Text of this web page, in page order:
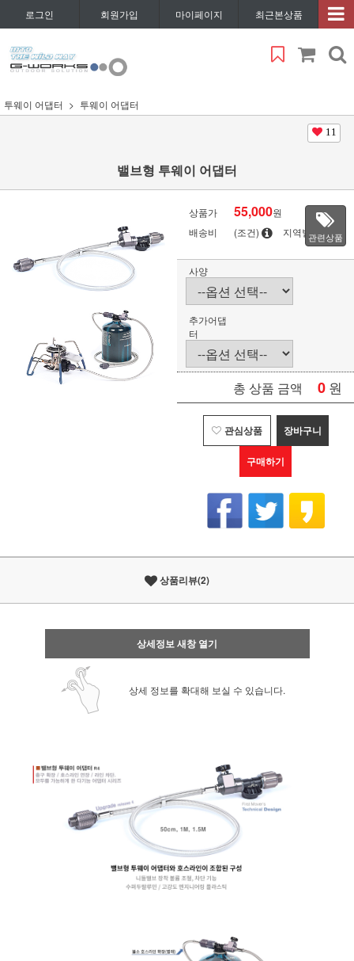
로그인 회원가입 마이페이지 최근본상품
투웨이 어댑터 투웨이 어댑터
11
밸브형 투웨이 어댑터
상품가 55,000원
배송비
(조건) 지역별관련상품
사양
추가어댑
터
총 상품 금액 0 원
관심상품 장바구니
구매하기
상품리뷰(2)
상세정보 새창 열기
상세 정보를 확대해 보실 수 있습니다.